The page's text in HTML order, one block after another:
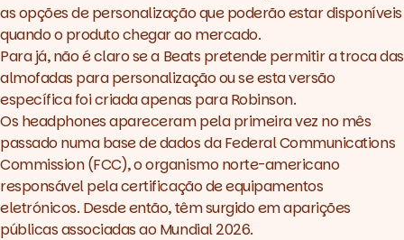
as opções de personalização que poderão estar disponíveis
quando o produto chegar ao mercado.
Para já, não é claro se a Beats pretende permitir a troca das
almofadas para personalização ou se esta versão
específica foi criada apenas para Robinson.
Os headphones apareceram pela primeira vez no mês
passado numa base de dados da Federal Communications
Commission (FCC), o organismo norte-americano
responsável pela certificação de equipamentos
eletrónicos. Desde então, têm surgido em aparições
públicas associadas ao Mundial 2026.